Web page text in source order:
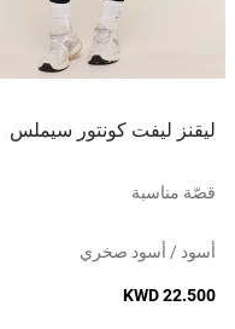
ليقنز ليفت كونتور سيملس
قصّة مناسبة
أسود / أسود صخري
KWD 22.500